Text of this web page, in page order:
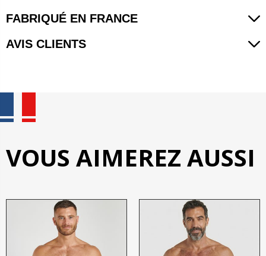
FABRIQUÉ EN FRANCE
AVIS CLIENTS
VOUS AIMEREZ AUSSI